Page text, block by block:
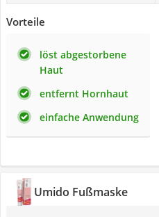
Vorteile
löst abgestorbene
Haut
entfernt Hornhaut
einfache Anwendung
Umido Fußmaske